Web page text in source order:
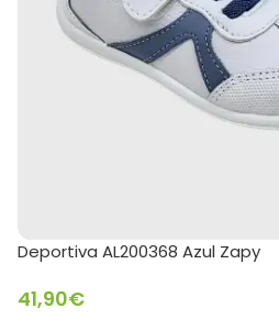
Deportiva AL200368 Azul Zapy
41,90€